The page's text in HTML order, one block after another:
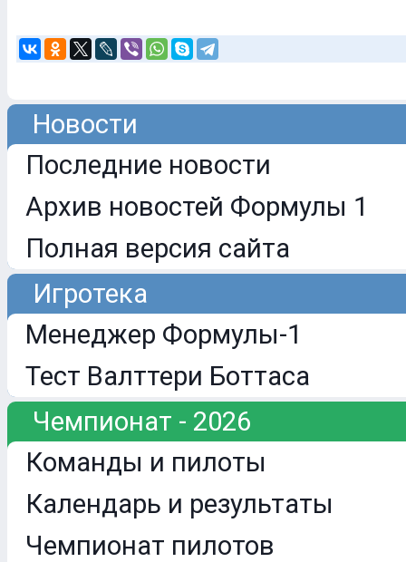
Новости
Последние новости
Архив новостей Формулы 1
Полная версия сайта
Игротека
Менеджер Формулы-1
Тест Валттери Боттаса
Чемпионат - 2026
Команды и пилоты
Календарь и результаты
Чемпионат пилотов